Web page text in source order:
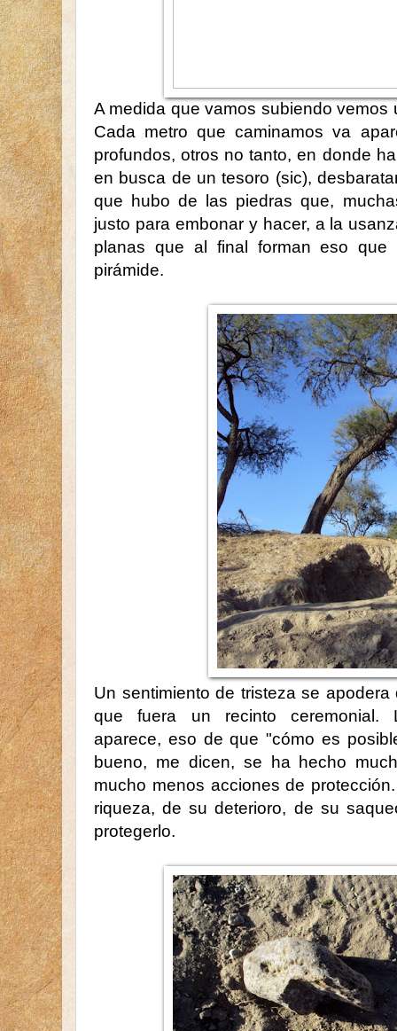
A medida que vamos subiendo vemos
Cada metro que caminamos va
profundos, otros no tanto, en donde
en busca de un tesoro (sic),
que hubo de las piedras que,
justo para embonar y hacer, a la
planas que al final forman eso que
pirámide.
Un sentimiento de tristeza se
que fuera un recinto ceremonial.
aparece, eso de que "cómo es
bueno, me dicen, se ha hecho
mucho menos acciones de
riqueza, de su deterioro, de su
protegerlo.